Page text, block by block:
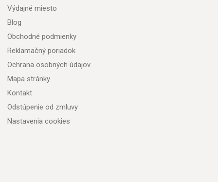
Výdajné miesto
Blog
Obchodné podmienky
Reklamačný poriadok
Ochrana osobných údajov
Mapa stránky
Kontakt
Odstúpenie od zmluvy
Nastavenia cookies